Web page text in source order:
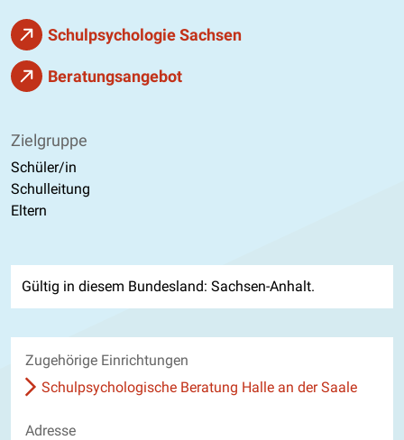
Schulpsychologie Sachsen
Beratungsangebot
Zielgruppe
Schüler/in
Schulleitung
Eltern
Gültig in diesem Bundesland: Sachsen-Anhalt.
Zugehörige Einrichtungen
Schulpsychologische Beratung Halle an der Saale
Adresse